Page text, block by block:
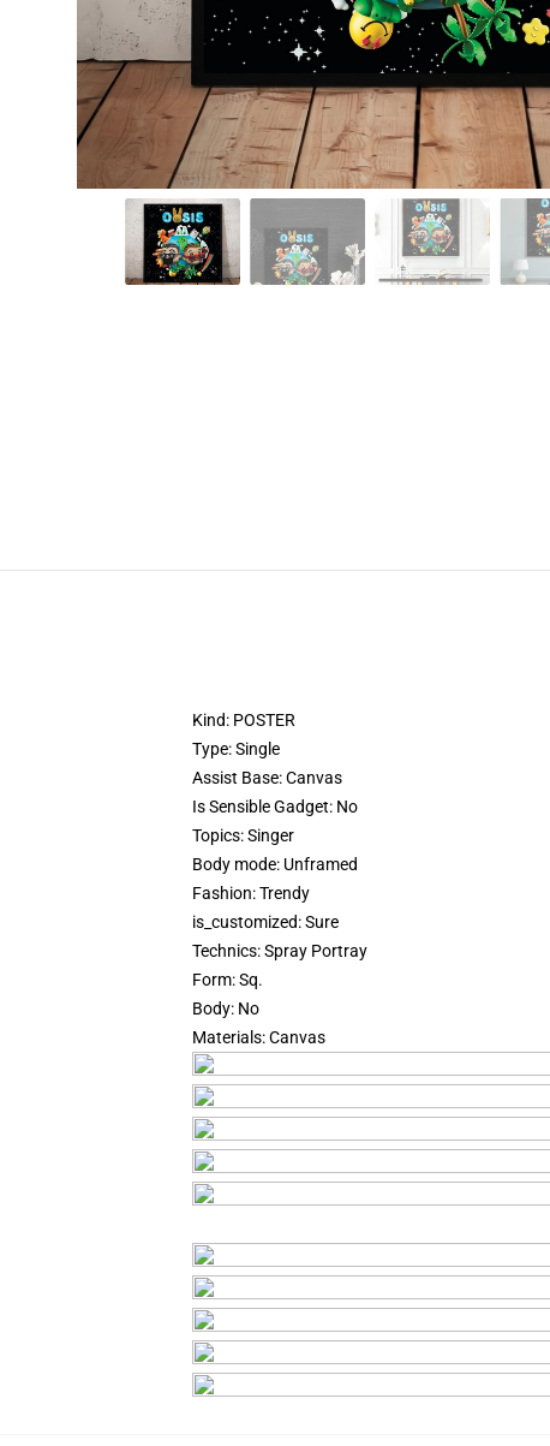
Kind: POSTER
Type:Single
Assist Base:Canvas
Is Sensible Gadget: No
Topics:Singer
Body mode: Unframed
Fashion:Trendy
is_customized:Sure
Technics:Spray Portray
Form:Sq.
Body: No
Materials:Canvas